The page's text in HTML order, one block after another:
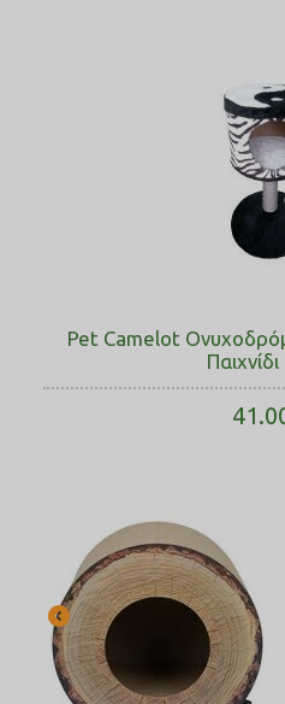
Pet Camelot